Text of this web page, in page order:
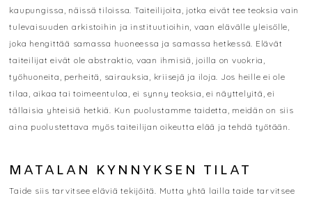
kaupungissa, näissä tiloissa. Taiteilijoita, jotka eivät tee teoksia vain
tulevaisuuden arkistoihin ja instituutioihin, vaan elävälle yleisölle,
joka hengittää samassa huoneessa ja samassa hetkessä. Elävät
taiteilijat eivät ole abstraktio, vaan ihmisiä, joilla on vuokria,
työhuoneita, perheitä, sairauksia, kriisejä ja iloja. Jos heille ei ole
tilaa, aikaa tai toimeentuloa, ei synny teoksia, ei näyttelyitä, ei
tällaisia yhteisiä hetkiä. Kun puolustamme taidetta, meidän on siis
aina puolustettava myös taiteilijan oikeutta elää ja tehdä työtään.
MATALAN KYNNYKSEN TILAT
Taide siis tarvitsee eläviä tekijöitä. Mutta yhtä lailla taide tarvitsee